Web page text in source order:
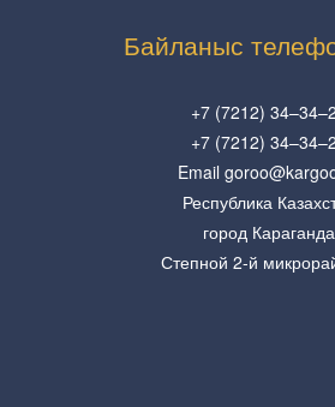
Байланыс
+7 (7212)
+7 (7212)
Email
Республика
город Караганда
Степной 2-й